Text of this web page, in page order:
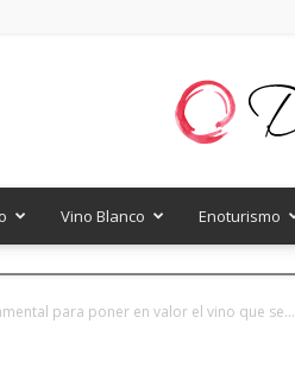
Vino Blanco Enoturismo
para poner en valor el vino que se...